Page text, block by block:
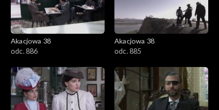
Akacjowa 38
odc. 886
Akacjowa 38
odc. 885